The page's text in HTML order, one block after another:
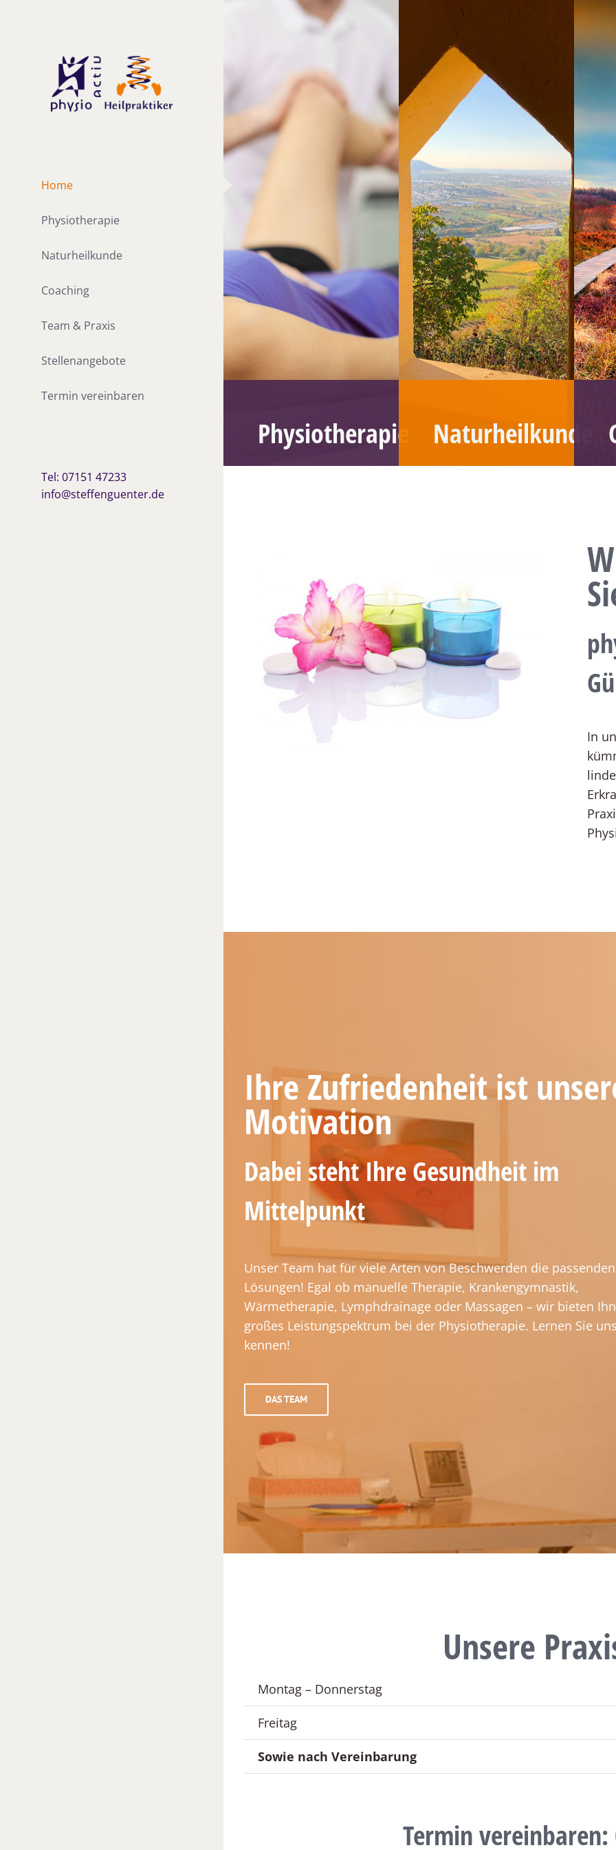
Home
Physiotherapie
Naturheilkunde
Coaching
Team & Praxis
Stellenangebote
Termin vereinbaren
Tel: 07151 47233
info@steffenguenter.de
Physiotherapie Naturheilkunde
In
Ihre Zufriedenheit ist
Motivation
Dabei steht Ihre Gesundheit im
Mittelpunkt
Unser Team hat für viele Arten von Beschwerden die passenden
Lösungen! Egal ob manuelle Therapie, Krankengymnastik,
Wärmetherapie, Lymphdrainage oder Massagen – wir bieten
großes Leistungspektrum bei der Physiotherapie. Lernen Sie
kennen!
DAS TEAM
Unsere
Montag – Donnerstag
Freitag
Sowie nach Vereinbarung
Termin vereinbaren: